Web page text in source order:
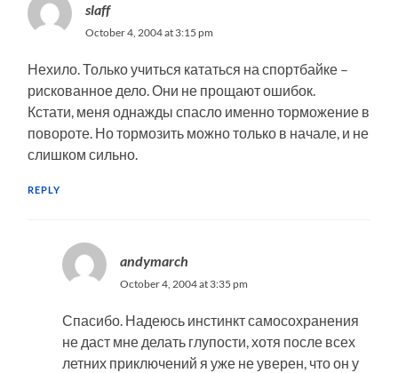
slaff
October 4, 2004 at 3:15 pm
Нехило. Только учиться кататься на спортбайке –
рискованное дело. Они не прощают ошибок.
Кстати, меня однажды спасло именно торможение в
повороте. Но тормозить можно только в начале, и не
слишком сильно.
REPLY
andymarch
October 4, 2004 at 3:35 pm
Спасибо. Надеюсь инстинкт самосохранения
не даст мне делать глупости, хотя после всех
летних приключений я уже не уверен, что он у